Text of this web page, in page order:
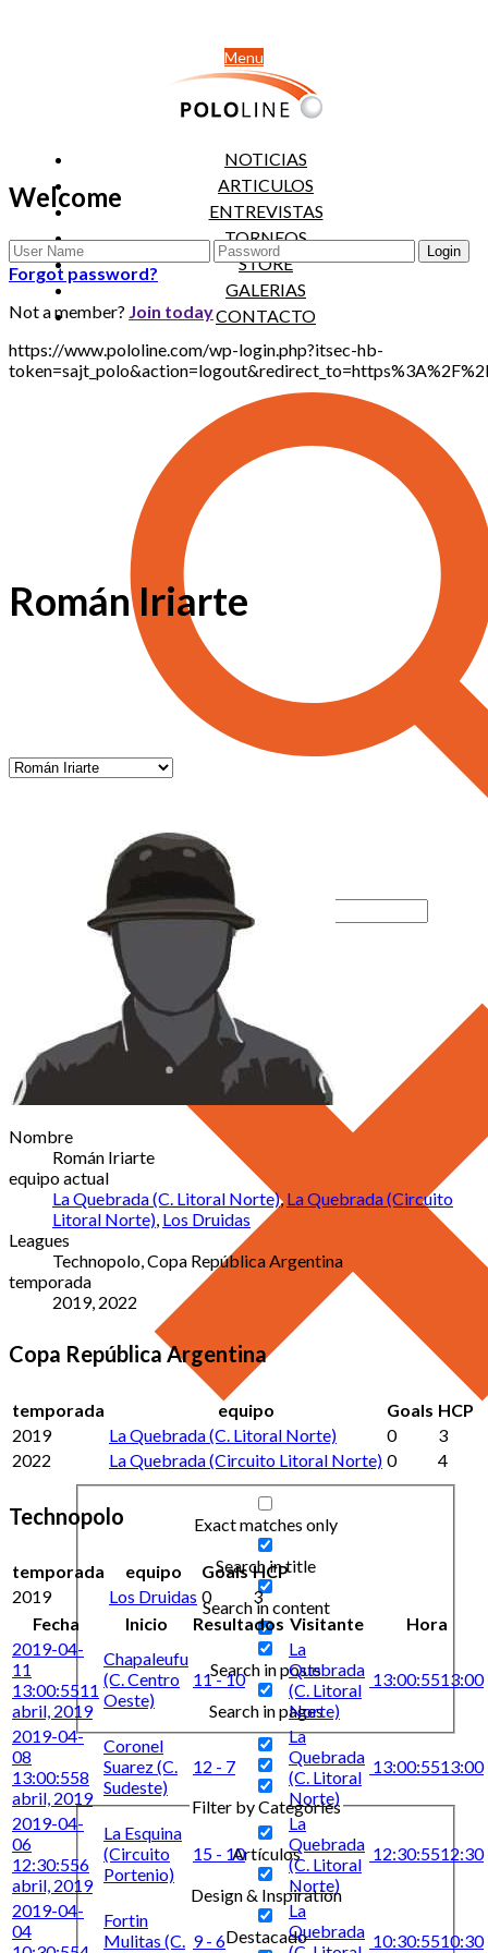
Menu
NOTICIAS
ARTICULOS
ENTREVISTAS
TORNEOS
STORE
GALERIAS
CONTACTO
Exact matches only
Search in title
Search in content
Search in posts
Search in pages
Filter by Categories
Artículos
Design & Inspiration
Destacado
Welcome
Forgot password?
Not a member? Join today
https://www.pololine.com/wp-login.php?itsec-hb-
Román Iriarte
Nombre
Román Iriarte
equipo actual
La Quebrada (C. Litoral Norte), La Quebrada (Circuito
Litoral Norte) Los Druidas
Leagues
Technopolo, Copa República Argentina
temporada
2019, 2022
Copa República Argentina
temporada equipo Goals HCP
2019
La Quebrada (C. Litoral Norte) 0
3
2022
La Quebrada (Circuito Litoral Norte) 0 4
Technopolo
temporada equipo Goals HCP
2019
Los Druidas 0
3
Fecha
Inicio Resultados Visitante
Hora
2019-04-
11
13:00:5511
abril, 2019
Chapaleufu
(C. Centro
Oeste)
11 - 10
La
Quebrada
(C. Litoral
Norte)
13:00:5513:00
2019-04-
08
13:00:558
abril, 2019
Coronel
Suarez (C.
Sudeste)
12 - 7
La
Quebrada
(C. Litoral
Norte)
13:00:5513:00
2019-04-
06
12:30:556
abril, 2019
La Esquina
(Circuito
Portenio)
15 - 10
La
Quebrada
(C. Litoral
Norte)
12:30:5512:30
2019-04-
04
Fortin
Mulitas (C. 9 - 6
La
Quebrada 10:30:5510:30